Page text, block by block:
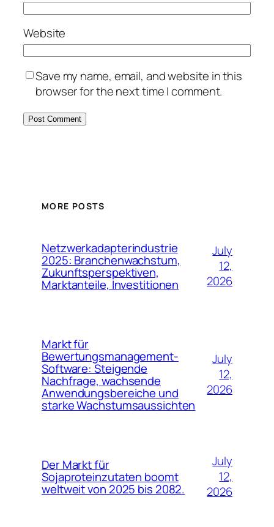
Website
Save my name, email, and website in this
browser for the next time I comment.
MORE POSTS
Netzwerkadapterindustrie
2025: Branchenwachstum,
Zukunftsperspektiven,
Marktanteile, Investitionen
July
12,
2026
Markt für
Bewertungsmanagement-
Software: Steigende
Nachfrage, wachsende
Anwendungsbereiche und
starke Wachstumsaussichten
July
12,
2026
Der Markt für
Sojaproteinzutaten boomt
weltweit von 2025 bis 2082.
July
12,
2026